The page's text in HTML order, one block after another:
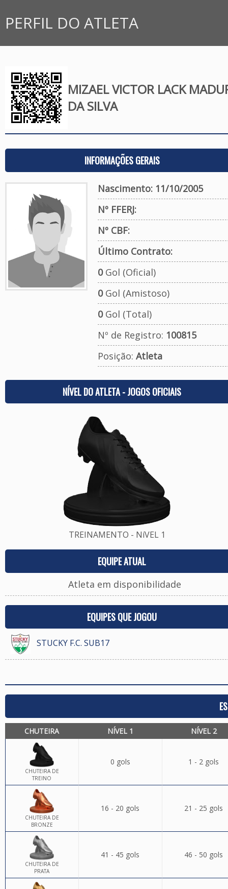
PERFIL DO ATLETA
MIZAEL VICTOR LACK
DA SILVA
INFORMAÇÕES GERAIS
Nascimento: 11/10/2005
Nº FFERJ:
Nº CBF:
Último Contrato:
0Gol (Oficial)
0Gol (Amistoso)
0Gol (Total)
Nº de Registro: 100815
Posição: Atleta
NÍVEL DO ATLETA - JOGOS OFICIAIS
TREINAMENTO - NíVEL 1
EQUIPE ATUAL
Atleta em disponibilidade
EQUIPES QUE JOGOU
STUCKY F.C. SUB17
CHUTEIRA NÍVEL 1 NÍVEL 2
CHUTEIRA DE
TREINO
0 gols 1 - 2 gols
CHUTEIRA DE
BRONZE
16 - 20 gols 21 - 25 gols
CHUTEIRA DE
PRATA
41 - 45 gols 46 - 50 gols